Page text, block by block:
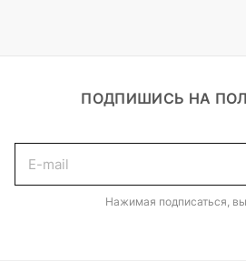
ПОДПИШИСЬ НА
Нажимая подписаться,